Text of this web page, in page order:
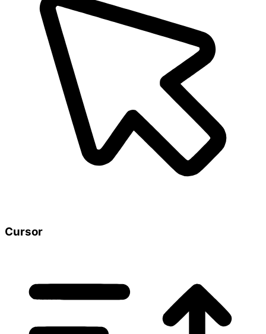
Cursor